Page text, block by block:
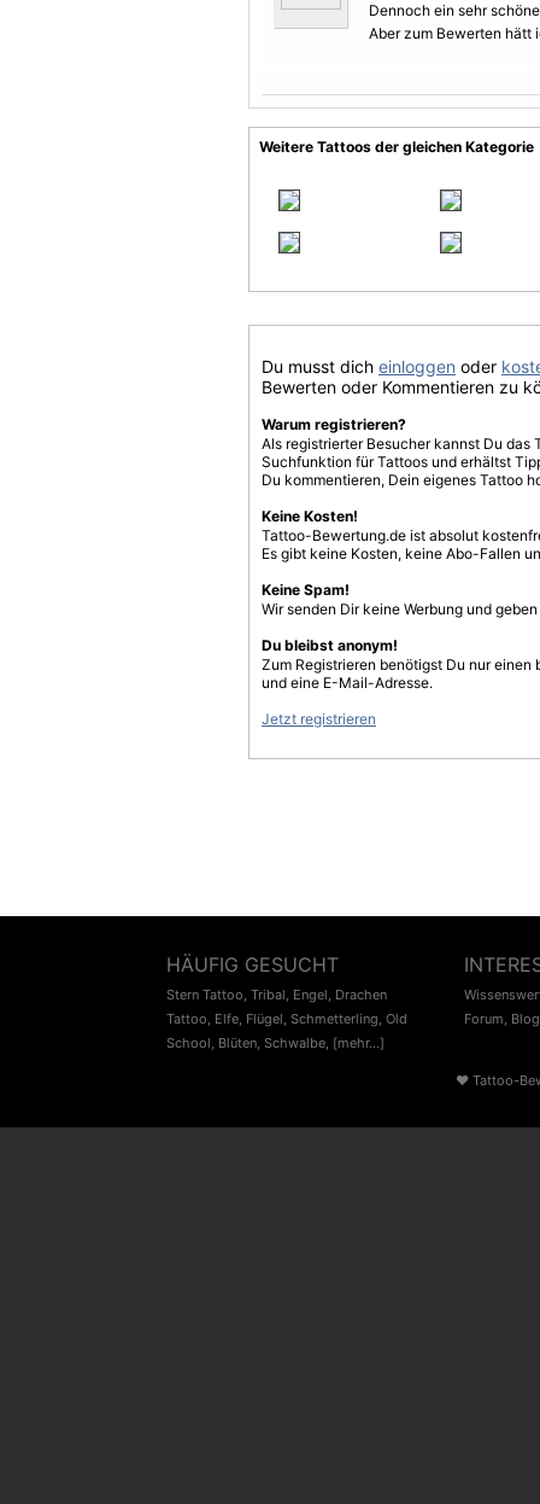
Dennoch ein sehr
Aber zum Bewerten hätt
Weitere Tattoos der gleichen Kategorie
Du musst dich einloggen oder
Bewerten oder Kommentieren zu
Warum registrieren?
Als registrierter Besucher kannst Du
Suchfunktion für Tattoos und erhältst
Du kommentieren, Dein eigenes Tattoo
Keine Kosten!
Tattoo-Bewertung.de ist absolut
Es gibt keine Kosten, keine Abo-Fallen
Keine Spam!
Wir senden Dir keine Werbung und
Du bleibst anonym!
Zum Registrieren benötigst Du nur einen
und eine E-Mail-Adresse.
Jetzt registrieren
HÄUFIG GESUCHT
Stern Tattoo, Tribal, Engel, Drachen
Tattoo, Elfe, Flügel, Schmetterling, Old
School, Blüten, Schwalbe, [mehr...]
Forum, Blog
♥ Tattoo-